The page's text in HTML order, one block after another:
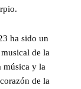
ha sido un
de la
música y la
de la